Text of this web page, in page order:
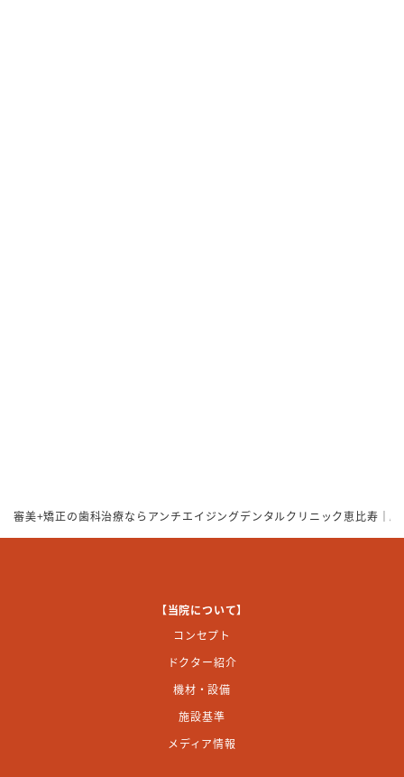
審美+矯正の歯科治療ならアンチエイジングデンタルクリニック恵比寿｜
【当院について】
コンセプト
ドクター紹介
機材・設備
施設基準
メディア情報